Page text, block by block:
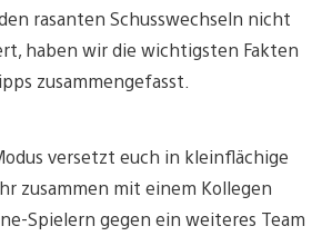
rasanten Schusswechseln nicht
haben wir die wichtigsten Fakten
zusammengefasst.
versetzt euch in kleinflächige
zusammen mit einem Kollegen
Spielern gegen ein weiteres Team